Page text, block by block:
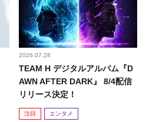
2026.07.28
TEAM H デジタルアルバム『D
AWN AFTER DARK』 8/4配信
リリース決定！
注目 エンタメ